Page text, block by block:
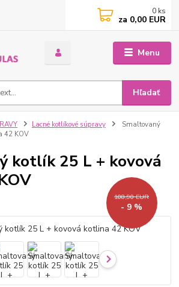
Menu
Hľadať
0 ks
za 0,00 EUR
Lacné kotlíkové súpravy
Smaltovaný
42 KOV
kotlík 25 L + kovová
108,90 EUR
- 9 %